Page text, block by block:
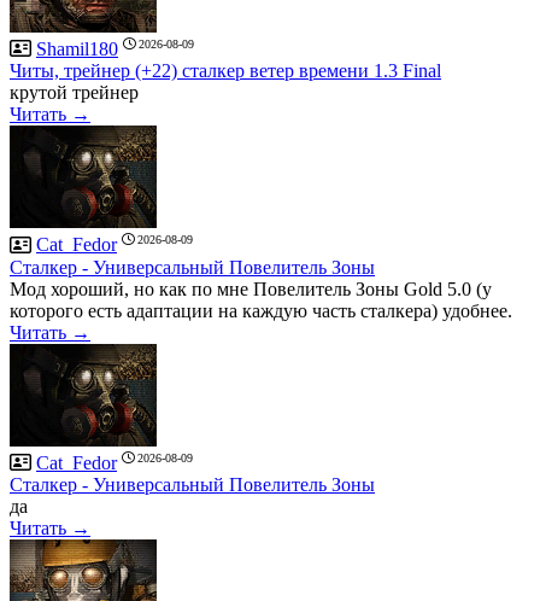
Shamil180 2026-08-09
Читы, трейнер (+22) сталкер ветер времени 1.3 Final
крутой трейнер
Читать →
Cat_Fedor 2026-08-09
Сталкер - Универсальный Повелитель Зоны
Мод хороший, но как по мне Повелитель Зоны Gold 5.0 (у
которого есть адаптации на каждую часть сталкера) удобнее.
Читать →
Cat_Fedor 2026-08-09
Сталкер - Универсальный Повелитель Зоны
да
Читать →